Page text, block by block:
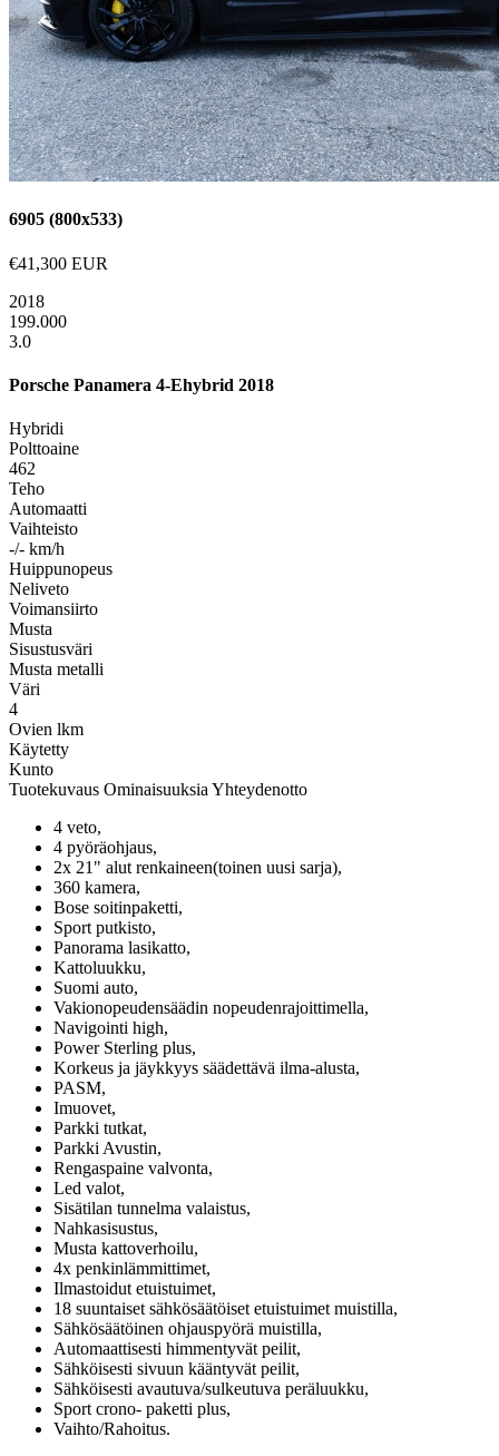
6905 (800x533)
€41,300 EUR
2018
199.000
3.0
Porsche Panamera 4-Ehybrid 2018
Hybridi
Polttoaine
462
Teho
Automaatti
Vaihteisto
-/- km/h
Huippunopeus
Neliveto
Voimansiirto
Musta
Sisustusväri
Musta metalli
Väri
4
Ovien lkm
Käytetty
Kunto
Tuotekuvaus Ominaisuuksia Yhteydenotto
4 veto,
4 pyöräohjaus,
2x 21" alut renkaineen(toinen uusi sarja),
360 kamera,
Bose soitinpaketti,
Sport putkisto,
Panorama lasikatto,
Kattoluukku,
Suomi auto,
Vakionopeudensäädin nopeudenrajoittimella,
Navigointi high,
Power Sterling plus,
Korkeus ja jäykkyys säädettävä ilma-alusta,
PASM,
Imuovet,
Parkki tutkat,
Parkki Avustin,
Rengaspaine valvonta,
Led valot,
Sisätilan tunnelma valaistus,
Nahkasisustus,
Musta kattoverhoilu,
4x penkinlämmittimet,
Ilmastoidut etuistuimet,
18 suuntaiset sähkösäätöiset etuistuimet muistilla,
Sähkösäätöinen ohjauspyörä muistilla,
Automaattisesti himmentyvät peilit,
Sähköisesti sivuun kääntyvät peilit,
Sähköisesti avautuva/sulkeutuva peräluukku,
Sport crono- paketti plus,
Vaihto/Rahoitus.